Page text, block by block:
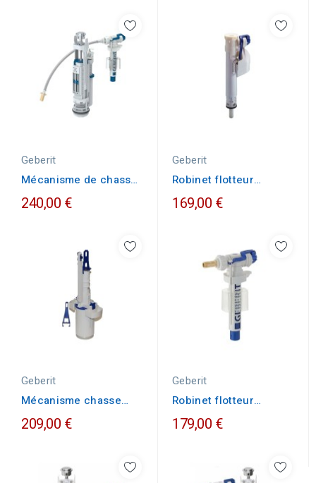
Geberit
Mécanisme de chasse
complet Geberit type...
240,00 €
Geberit
Robinet flotteur
GEBERIT IMPULS 360...
169,00 €
Geberit
Mécanisme chasse
GEBERIT réservoir...
209,00 €
Geberit
Robinet flotteur
GEBERIT type 380...
179,00 €